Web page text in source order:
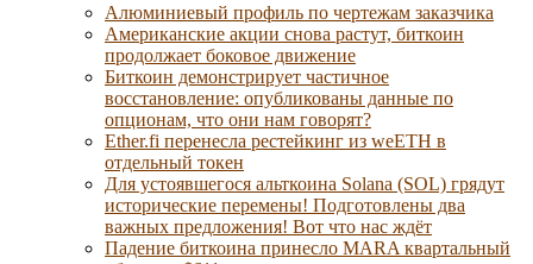
Алюминиевый профиль по чертежам заказчика
Американские акции снова растут, биткоин
продолжает боковое движение
Биткоин демонстрирует частичное
восстановление: опубликованы данные по
опционам, что они нам говорят?
Ether.fi перенесла рестейкинг из weETH в
отдельный токен
Для устоявшегося альткоина Solana (SOL) грядут
исторические перемены! Подготовлены два
важных предложения! Вот что нас ждёт
Падение биткоина принесло MARA квартальный